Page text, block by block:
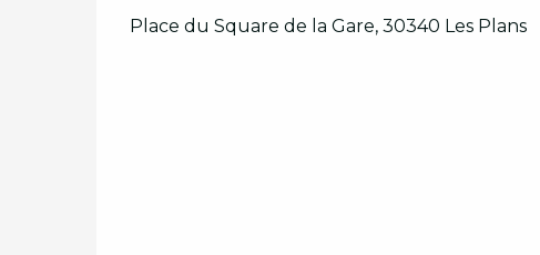
Place du Square de la Gare, 30340 Les Plans